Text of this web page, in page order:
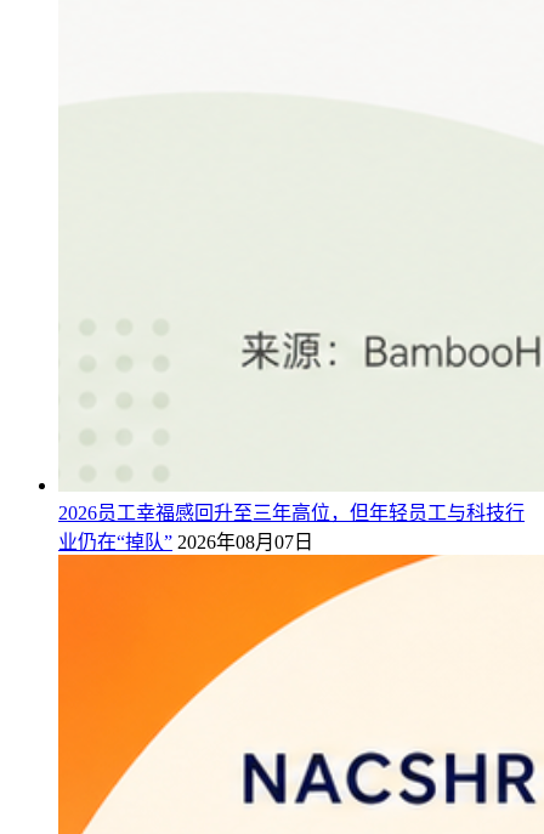
2026员工幸福感回升至三年高位，但年轻员工与科技行
业仍在“掉队” 2026年08月07日